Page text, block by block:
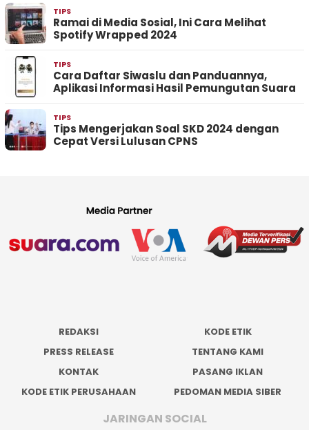
TIPS
Ramai di Media Sosial, Ini Cara Melihat
Spotify Wrapped 2024
TIPS
Cara Daftar Siwaslu dan Panduannya,
Aplikasi Informasi Hasil Pemungutan Suara
TIPS
Tips Mengerjakan Soal SKD 2024 dengan
Cepat Versi Lulusan CPNS
REDAKSI
KODE ETIK
PRESS RELEASE
TENTANG KAMI
KONTAK
PASANG IKLAN
KODE ETIK PERUSAHAAN
PEDOMAN MEDIA SIBER
JARINGAN SOCIAL